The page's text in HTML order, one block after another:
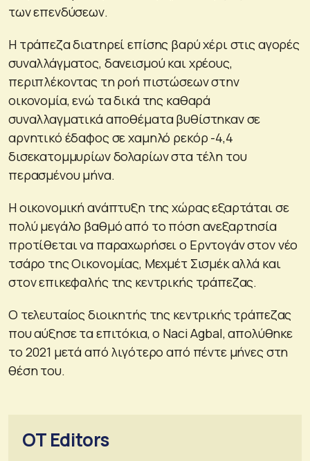
των επενδύσεων.
Η τράπεζα διατηρεί επίσης βαρύ χέρι στις αγορές
συναλλάγματος, δανεισμού και χρέους,
περιπλέκοντας τη ροή πιστώσεων στην
οικονομία, ενώ τα δικά της καθαρά
συναλλαγματικά αποθέματα βυθίστηκαν σε
αρνητικό έδαφος σε χαμηλό ρεκόρ -4,4
δισεκατομμυρίων δολαρίων στα τέλη του
περασμένου μήνα.
Η οικονομική ανάπτυξη της χώρας εξαρτάται σε
πολύ μεγάλο βαθμό από το πόση ανεξαρτησία
προτίθεται να παραχωρήσει ο Ερντογάν στον νέο
τσάρο της Οικονομίας, Μεχμέτ Σισμέκ αλλά και
στον επικεφαλής της κεντρικής τράπεζας.
Ο τελευταίος διοικητής της κεντρικής τράπεζας
που αύξησε τα επιτόκια, ο Naci Agbal, απολύθηκε
το 2021 μετά από λιγότερο από πέντε μήνες στη
θέση του.
OT Editors